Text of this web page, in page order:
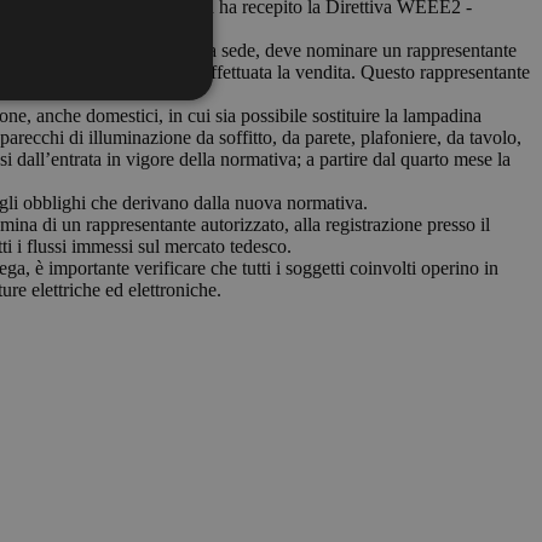
scorso la Germania ha recepito la Direttiva WEEE2 -
sanzioni.
in Germania dove non ha sede, deve nominare un rappresentante
tedesca dove viene effettuata la vendita. Questo rappresentante
anche domestici, in cui sia possibile sostituire la lampadina
di illuminazione da soffitto, da parete, plafoniere, da tavolo,
in vigore della normativa; a partire dal quarto mese la
obblighi che derivano dalla nuova normativa.
di un rappresentante autorizzato, alla registrazione presso il
i flussi immessi sul mercato tedesco.
è importante verificare che tutti i soggetti coinvolti operino in
elettriche ed elettroniche.